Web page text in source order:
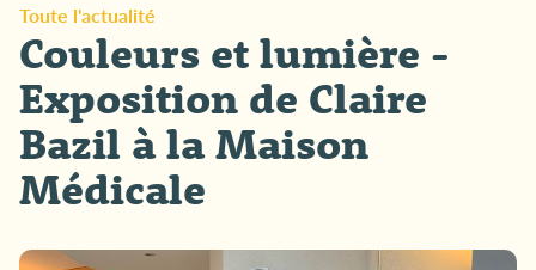
Toute l'actualité
Couleurs et lumière -
Exposition de Claire
Bazil à la Maison
Médicale